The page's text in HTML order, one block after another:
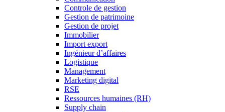
Controle de gestion
Gestion de patrimoine
Gestion de projet
Immobilier
Import export
Ingénieur d’affaires
Logistique
Management
Marketing digital
RSE
Ressources humaines (RH)
Supply chain